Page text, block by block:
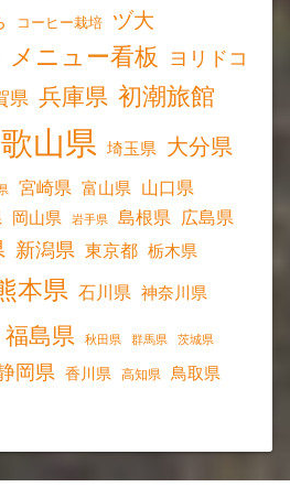
コーヒー栽培 ヅ大
メニュー看板
ヨリドコ
県 兵庫県 初潮旅館
山県 埼玉県 大分県
宮崎県 富山県 山口県
岡山県 岩手県 島根県 広島県
新潟県 東京都 栃木県
本県 石川県 神奈川県
福島県 秋田県 群馬県 茨城県
岡県 香川県 高知県 鳥取県